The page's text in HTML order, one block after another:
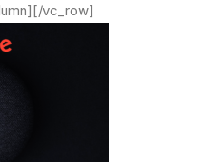
vc_row]